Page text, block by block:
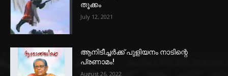
തൂക്കം
July 12, 2021
ആനിടീച്ചർക്ക് പുളിയനം നാടിന്റെ
പ്രണാമം!
August 26, 2022